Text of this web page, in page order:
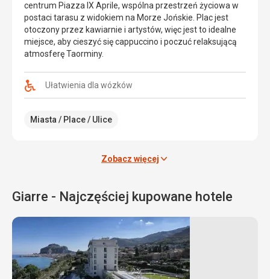
centrum Piazza IX Aprile, wspólna przestrzeń życiowa w
postaci tarasu z widokiem na Morze Jońskie. Plac jest
otoczony przez kawiarnie i artystów, więc jest to idealne
miejsce, aby cieszyć się cappuccino i poczuć relaksującą
atmosferę Taorminy.
Ułatwienia dla wózków
Miasta / Place / Ulice
wschodniej
części
Syrakuz
jest
oddzielona
wąskim
lądem
trzema
mostami.
znana
również
jako
Stare
Syrakuzy,
wyspie
Sycylia.
nazwa
pochodzi
kształtu,
Wcześniej
służyła
miejski
zbiornik
wodny,
Zobacz więcej
Giarre - Najczęściej kupowane hotele